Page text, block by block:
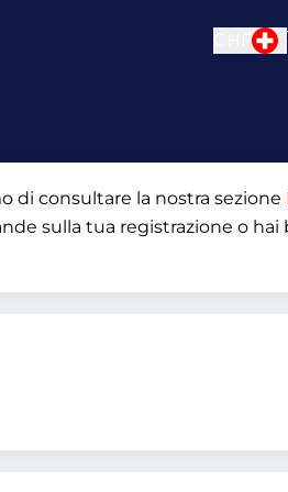
di consultare la nostra sezione
sulla tua registrazione o hai